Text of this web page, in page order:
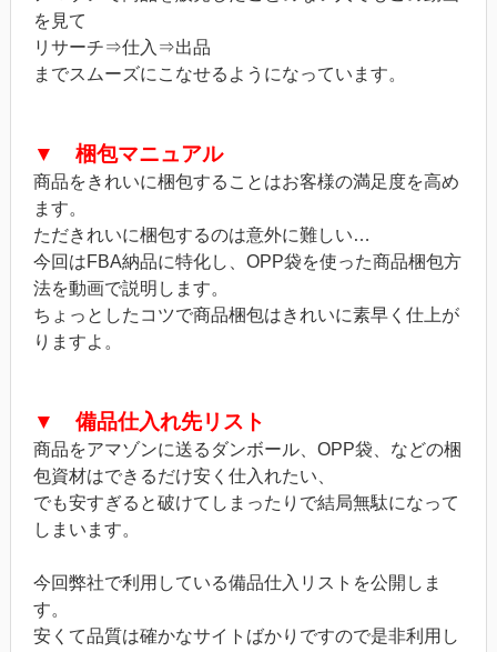
を見て
リサーチ⇒仕入⇒出品
までスムーズにこなせるようになっています。
▼ 梱包マニュアル
商品をきれいに梱包することはお客様の満足度を高め
ます。
ただきれいに梱包するのは意外に難しい…
今回はFBA納品に特化し、OPP袋を使った商品梱包方
法を動画で説明します。
ちょっとしたコツで商品梱包はきれいに素早く仕上が
りますよ。
▼ 備品仕入れ先リスト
商品をアマゾンに送るダンボール、OPP袋、などの梱
包資材はできるだけ安く仕入れたい、
でも安すぎると破けてしまったりで結局無駄になって
しまいます。
今回弊社で利用している備品仕入リストを公開しま
す。
安くて品質は確かなサイトばかりですので是非利用し